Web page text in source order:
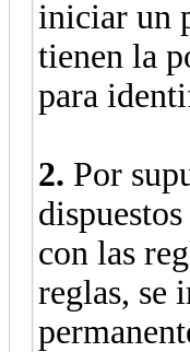
iniciar un
tienen la
para
2. Por
con las
reglas, se